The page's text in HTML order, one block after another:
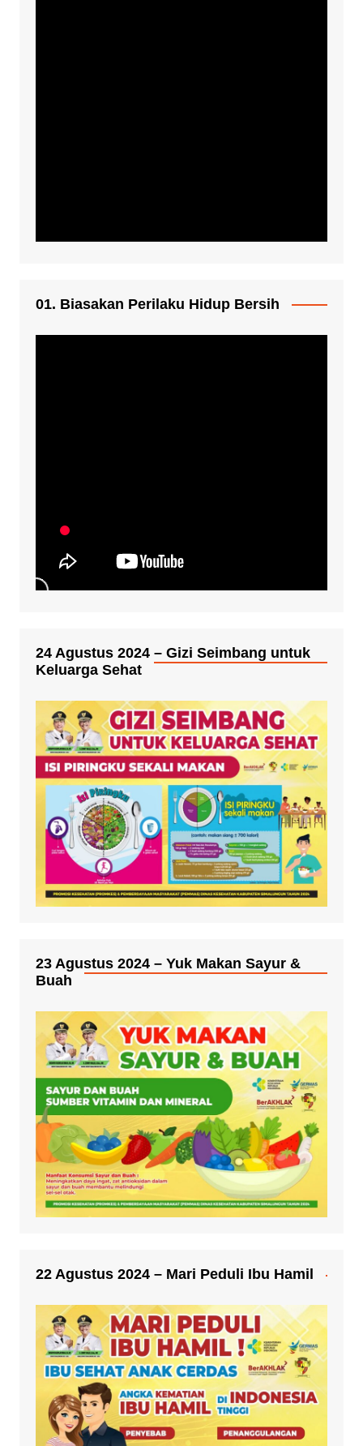
01. Biasakan Perilaku Hidup Bersih
24 Agustus 2024 – Gizi Seimbang untuk
Keluarga Sehat
23 Agustus 2024 – Yuk Makan Sayur &
Buah
22 Agustus 2024 – Mari Peduli Ibu Hamil